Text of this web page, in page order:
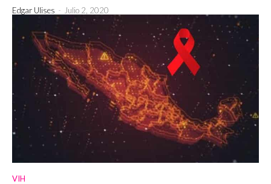
Edgar Ulises - Julio 2, 2020
VIH